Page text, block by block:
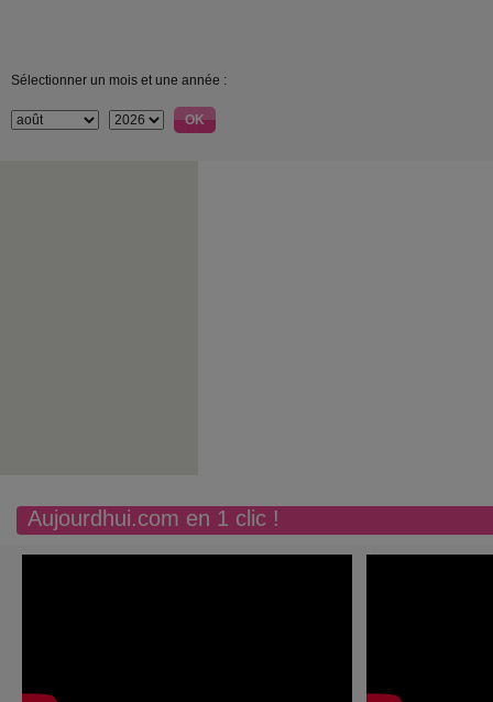
Sélectionner un mois et une année :
Aujourdhui.com en 1 clic !